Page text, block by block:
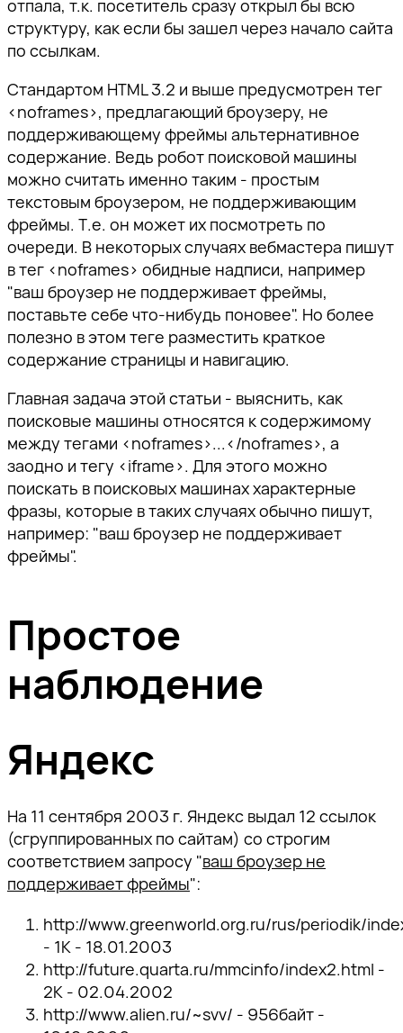
отпала, т.к. посетитель сразу открыл бы всю
структуру, как если бы зашел через начало сайта
по ссылкам.
Стандартом HTML 3.2 и выше предусмотрен тег
<noframes>, предлагающий броузеру, не
поддерживающему фреймы альтернативное
содержание. Ведь робот поисковой машины
можно считать именно таким - простым
текстовым броузером, не поддерживающим
фреймы. Т.е. он может их посмотреть по
очереди. В некоторых случаях вебмастера пишут
в тег <noframes> обидные надписи, например
"ваш броузер не поддерживает фреймы,
поставьте себе что-нибудь поновее". Но более
полезно в этом теге разместить краткое
содержание страницы и навигацию.
Главная задача этой статьи - выяснить, как
поисковые машины относятся к содержимому
между тегами <noframes>...</noframes>, а
заодно и тегу <iframe>. Для этого можно
поискать в поисковых машинах характерные
фразы, которые в таких случаях обычно пишут,
например: "ваш броузер не поддерживает
фреймы".
Простое
наблюдение
Яндекс
На 11 сентября 2003 г. Яндекс выдал 12 ссылок
(сгруппированных по сайтам) со строгим
соответствием запросу "ваш броузер не
поддерживает фреймы":
http://www.greenworld.org.ru/rus/periodik/
- 1К - 18.01.2003
http://future.quarta.ru/mmcinfo/index2.html -
2К - 02.04.2002
http://www.alien.ru/~svv/ - 956байт -